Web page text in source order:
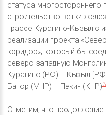
статуса многостороннего
строительство ветки
трассе Курагино-Кызыл с
реализации проекта
коридор», который бы
северо-западную
Курагино (РФ) – Кызыл
Батор (МНР) – Пекин (КНР)3
Отметим, что продолжение